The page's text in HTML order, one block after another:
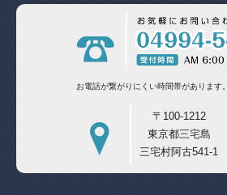
お電話が繋がりにくい時間帯があります。
〒100-1212
東京都三宅島
三宅村阿古541-1